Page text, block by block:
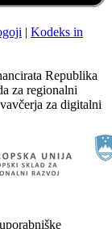
| Kodeks in
Republika
za regionalni
za digitalni